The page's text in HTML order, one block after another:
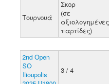
Τουρνουά
Σκορ
(σε
αξιολογημένες
παρτίδες)
2nd Open
SO
Ilioupolis
3 / 4